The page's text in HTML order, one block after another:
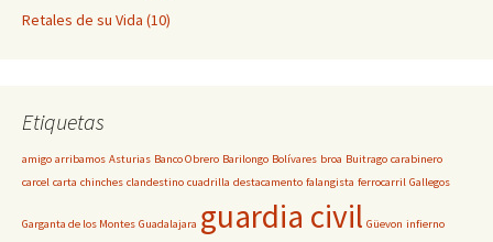
Retales de su Vida (10)
Etiquetas
amigo arribamos Asturias Banco Obrero Barilongo Bolívares broa Buitrago carabinero
carcel carta chinches clandestino cuadrilla destacamento falangista ferrocarril Gallegos
Garganta de los Montes Guadalajara guardia civil Güevon infierno